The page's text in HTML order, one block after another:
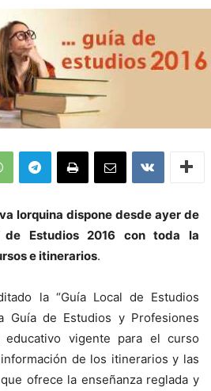
lorquina dispone desde ayer de
Estudios 2016 con toda la
e itinerarios.
la “Guía Local de Estudios
Guía de Estudios y Profesiones
educativo vigente para el curso
de los itinerarios y las
ofrece la enseñanza reglada y